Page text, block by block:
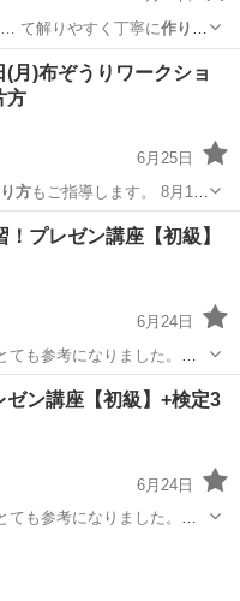
を解説します … て解りやすく丁寧に作り方
り方を教えて欲しい …
クショップ 冬休み
月)布ぞうりワークショ
方
6月25日
方もご指導します。 8月10
ップ 作り方
！プレゼン講座【初級】
6月24日
ても参考になりました。そ
ー オンライン
ゼン講座【初級】+検定3
6月24日
ても参考になりました。そ